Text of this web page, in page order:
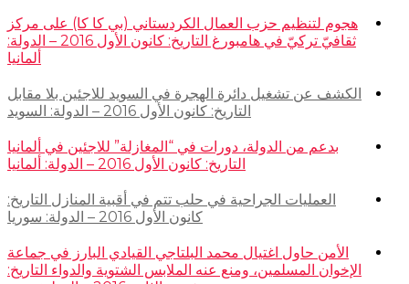
هجوم لتنظيم حزب العمال الكردستاني (بي كا كا) على مركز
ثقافيّ تركيّ في هامبورغ التاريخ: كانون الأول 2016 – الدولة:
ألمانيا
الكشف عن تشغيل دائرة الهجرة في السويد للاجئين بلا مقابل
التاريخ: كانون الأول 2016 – الدولة: السويد
بدعم من الدولة، دورات في “المغازلة” للاجئين في ألمانيا
التاريخ: كانون الأول 2016 – الدولة: ألمانيا
العمليات الجراحية في حلب تتم في أقبية المنازل التاريخ:
كانون الأول 2016 – الدولة: سوريا
الأمن حاول اغتيال محمد البلتاجي القيادي البارز في جماعة
الإخوان المسلمين، ومنع عنه الملابس الشتوية والدواء التاريخ: